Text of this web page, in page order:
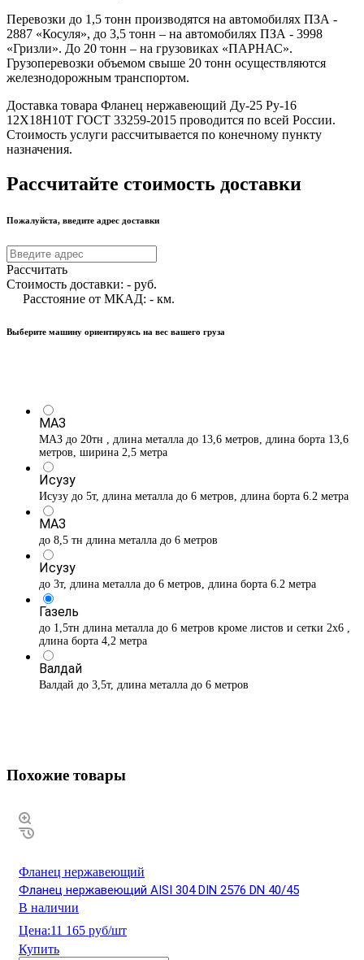
Перевозки до 1,5 тонн производятся на автомобилях ПЗА -
2887 «Косуля», до 3,5 тонн – на автомобилях ПЗА - 3998
«Гризли». До 20 тонн – на грузовиках «ПАРНАС».
Грузоперевозки объемом свыше 20 тонн осуществляются
железнодорожным транспортом.
Доставка товара Фланец нержавеющий Ду-25 Ру-16
12Х18Н10Т ГОСТ 33259-2015 проводится по всей России.
Стоимость услуги рассчитывается по конечному пункту
назначения.
Рассчитайте стоимость доставки
Пожалуйста, введите адрес доставки
Рассчитать
Стоимость доставки: - руб.
Расстояние от МКАД: - км.
Выберите машину ориентируясь на вес вашего груза
МАЗ
МАЗ до 20тн , длина металла до 13,6 метров, длина борта 13,6
метров, ширина 2,5 метра
Исузу
Исузу до 5т, длина металла до 6 метров, длина борта 6.2 метра
МАЗ
до 8,5 тн длина металла до 6 метров
Исузу
до 3т, длина металла до 6 метров, длина борта 6.2 метра
Газель
до 1,5тн длина металла до 6 метров кроме листов и сетки 2х6 ,
длина борта 4,2 метра
Валдай
Валдай до 3,5т, длина металла до 6 метров
Похожие товары
Фланец нержавеющий
Фланец нержавеющий AISI 304 DIN 2576 DN 40/45
В наличии
Цена:11 165 руб/шт
Купить